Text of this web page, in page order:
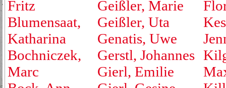
Fritz
Blumensaat,
Katharina
Bochniczek,
Marc
Geißler, Marie
Geißler, Uta
Genatis, Uwe
Gerstl, Johannes
Gierl, Emilie